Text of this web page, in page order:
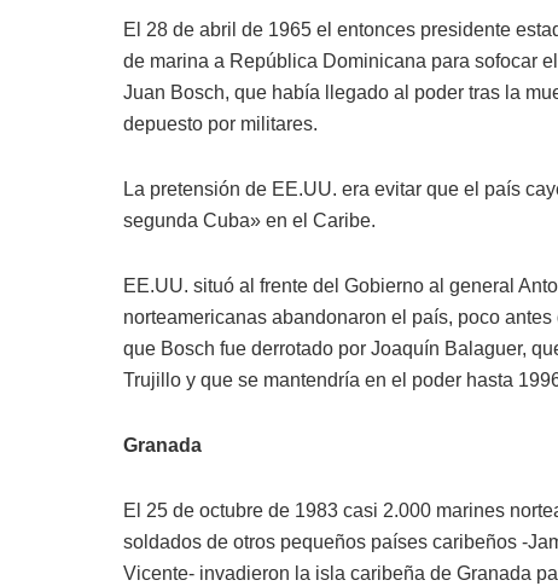
El 28 de abril de 1965 el entonces presidente
de marina a República Dominicana para sofocar
Juan Bosch, que había llegado al poder tras la
depuesto por militares.
La pretensión de EE.UU. era evitar que el país
segunda Cuba» en el Caribe.
EE.UU. situó al frente del Gobierno al general
norteamericanas abandonaron el país, poco
que Bosch fue derrotado por Joaquín Balaguer,
Trujillo y que se mantendría en el poder hasta
Granada
El 25 de octubre de 1983 casi 2.000 marines
soldados de otros pequeños países caribeños -
Vicente- invadieron la isla caribeña de Granada